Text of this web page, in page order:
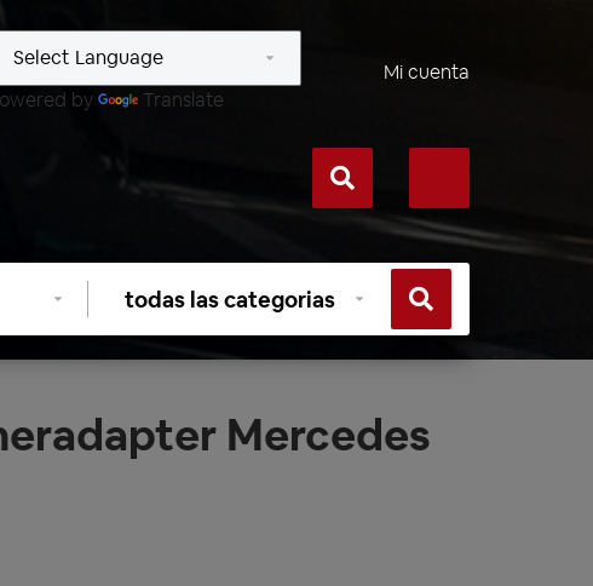
by
Translate
Mi cuenta
Seleccionar
categoría
Mercedes